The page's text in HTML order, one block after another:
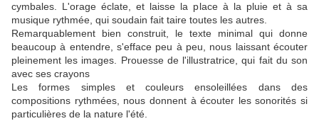
cymbales. L'orage éclate, et laisse la place à la pluie et à sa
musique rythmée, qui soudain fait taire toutes les autres.
Remarquablement bien construit, le texte minimal qui donne
beaucoup à entendre, s'efface peu à peu, nous laissant écouter
pleinement les images. Prouesse de l'illustratrice, qui fait du son
avec ses crayons
Les formes simples et couleurs ensoleillées dans des
compositions rythmées, nous donnent à écouter les sonorités si
particulières de la nature l'été.